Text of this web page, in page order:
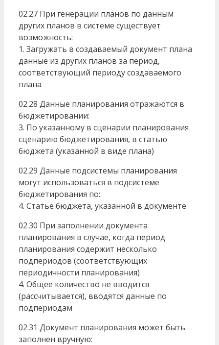
02.27 При генерации планов по данным
других планов в системе существует
возможность:
1. Загружать в создаваемый документ плана
данные из других планов за период,
соответствующий периоду создаваемого
плана
02.28 Данные планирования отражаются в
бюджетировании:
3. По указанному в сценарии планирования
сценарию бюджетирования, в статью
бюджета (указанной в виде плана)
02.29 Данные подсистемы планирования
могут использоваться в подсистеме
бюджетирования по:
4. Статье бюджета, указанной в документе
02.30 При заполнении документа
планирования в случае, когда период
планирования содержит несколько
подпериодов (соответствующих
периодичности планирования)
4. Общее количество не вводится
(рассчитывается), вводятся данные по
подпериодам
02.31 Документ планирования может быть
заполнен вручную: